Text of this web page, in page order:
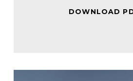
DOWNLOAD